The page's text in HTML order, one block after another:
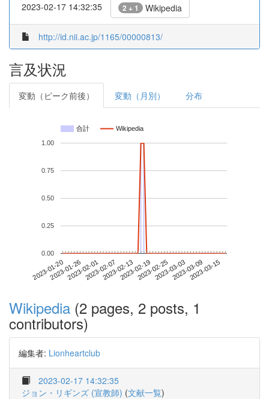
2023-02-17 14:32:35 2 + 1 Wikipedia
http://id.nii.ac.jp/1165/00000813/
言及状況
変動（ピーク前後） 変動（月別） 分布
合計 Wikipedia
2023-01-202023-01-262023-02-012023-02-072023-02-132023-02-192023-02-252023-03-032023-03-092023-03-15
0.00
0.25
0.50
0.75
1.00
Wikipedia (2 pages, 2 posts, 1
contributors)
編集者: Lionheartclub
2023-02-17 14:32:35
ジョン・リギンズ (宣教師) (文献一覧)